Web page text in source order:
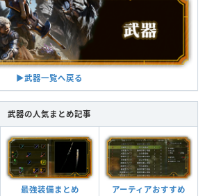
▶︎武器一覧へ戻る
武器の人気まとめ記事
最強装備まとめ アーティアおすすめ